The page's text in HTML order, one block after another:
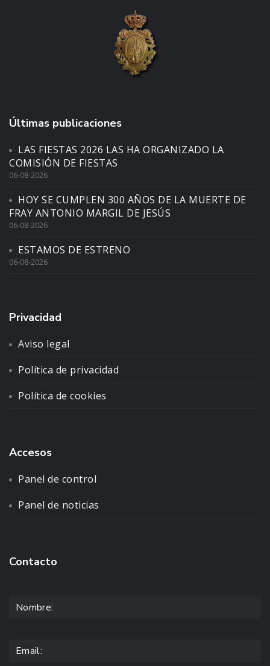
Últimas publicaciones
LAS FIESTAS 2026 LAS HA ORGANIZADO LA
COMISIÓN DE FIESTAS
06-08-2026
HOY SE CUMPLEN 300 AÑOS DE LA MUERTE DE
FRAY ANTONIO MARGIL DE JESÚS
06-08-2026
ESTAMOS DE ESTRENO
06-08-2026
Privacidad
Aviso legal
Política de privacidad
Política de cookies
Accesos
Panel de control
Panel de noticias
Contacto